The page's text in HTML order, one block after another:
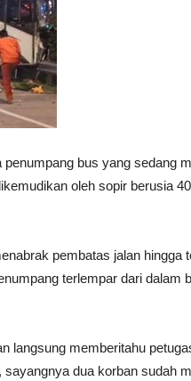
bus yang sedang
oleh sopir berusia
pembatas jalan hingga
terlempar dari dalam
langsung memberitahu
dua korban sudah